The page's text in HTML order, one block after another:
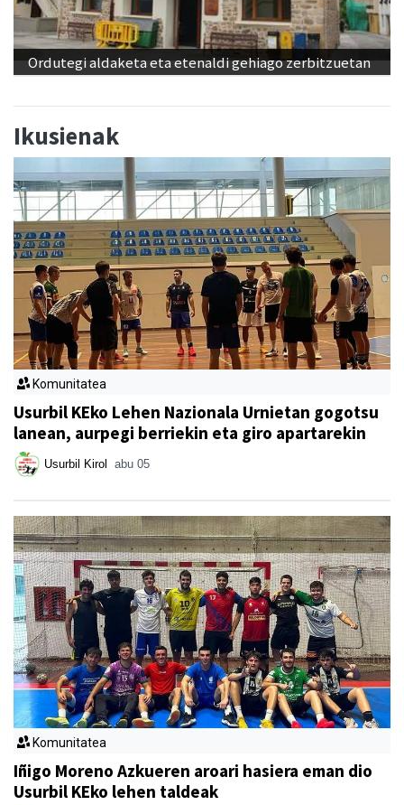
Ordutegi aldaketa eta etenaldi gehiago zerbitzuetan
Ikusienak
Komunitatea
Usurbil KEko Lehen Nazionala Urnietan gogotsu
lanean, aurpegi berriekin eta giro apartarekin
Usurbil Kirol abu 05
Komunitatea
Iñigo Moreno Azkueren aroari hasiera eman dio
Usurbil KEko lehen taldeak